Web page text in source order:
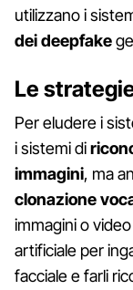
utilizzano i
dei deepfake
Le
Per eludere i
i sistemi di
immagini, ma
clonazione
immagini o
artificiale per
facciale e farli